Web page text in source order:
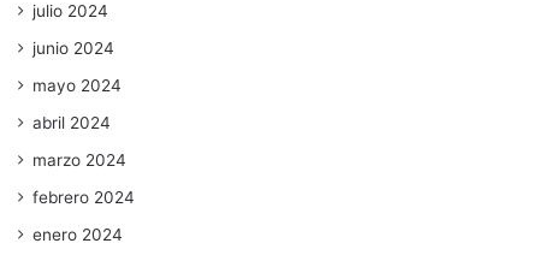
julio 2024
junio 2024
mayo 2024
abril 2024
marzo 2024
febrero 2024
enero 2024